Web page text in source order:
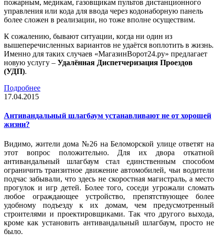
пожарным, медикам, газовщикам пультов дистанционного
управления или кода для ввода через кодонаборную панель
более сложен в реализации, но тоже вполне осуществим.
К сожалению, бывают ситуации, когда ни один из
вышеперечисленных вариантов не удаётся воплотить в жизнь.
Именно для таких случаев «МагазинВорот24.ру» предлагает
новую услугу – Удалённая Диспетчеризация Проездов
(УДП).
Подробнее
17.04.2015
Антивандальный шлагбаум устанавливают не от хорошей
жизни?
Видимо, жители дома №26 на Беломорской улице ответят на
этот вопрос положительно. Для их двора откатной
антивандальный шлагбаум стал единственным способом
ограничить транзитное движение автомобилей, чьи водители
подчас забывали, что здесь не скоростная магистраль, а место
прогулок и игр детей. Более того, соседи угрожали сломать
любое ограждающее устройство, препятствующее более
удобному подъезду к их домам, чем предусмотренный
строителями и проектировщиками. Так что другого выхода,
кроме как установить антивандальный шлагбаум, просто не
было.